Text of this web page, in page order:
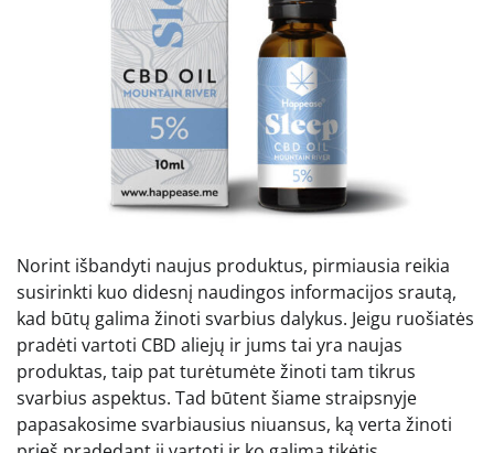
Norint išbandyti naujus produktus, pirmiausia reikia
susirinkti kuo didesnį naudingos informacijos srautą,
kad būtų galima žinoti svarbius dalykus. Jeigu ruošiatės
pradėti vartoti CBD aliejų ir jums tai yra naujas
produktas, taip pat turėtumėte žinoti tam tikrus
svarbius aspektus. Tad būtent šiame straipsnyje
papasakosime svarbiausius niuansus, ką verta žinoti